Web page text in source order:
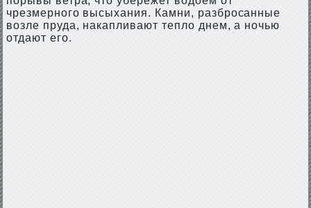
чрезмерного высыхания. Камни, разбросанные
возле пруда, накапливают тепло днем, а ночью
отдают его.